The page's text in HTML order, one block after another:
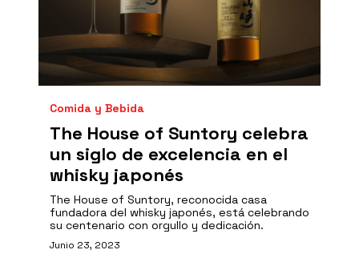
Comida y Bebida
The House of Suntory celebra
un siglo de excelencia en el
whisky japonés
The House of Suntory, reconocida casa
fundadora del whisky japonés, está celebrando
su centenario con orgullo y dedicación.
Junio 23, 2023